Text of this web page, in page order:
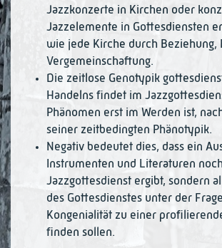
Jazzkonzerte in Kirchen oder
Jazzelemente in Gottesdiensten
wie jede Kirche durch Beziehung,
Vergemeinschaftung.
Die zeitlose Genotypik
Handelns findet im
Phänomen erst im Werden ist,
seiner zeitbedingten Phäno­ty­pik.
Negativ bedeutet dies, dass ein
Instrumenten und Literaturen
Jazzgottesdienst ergibt, sondern
des Gottesdienstes unter der
Kongenialität zu einer
finden sollen.